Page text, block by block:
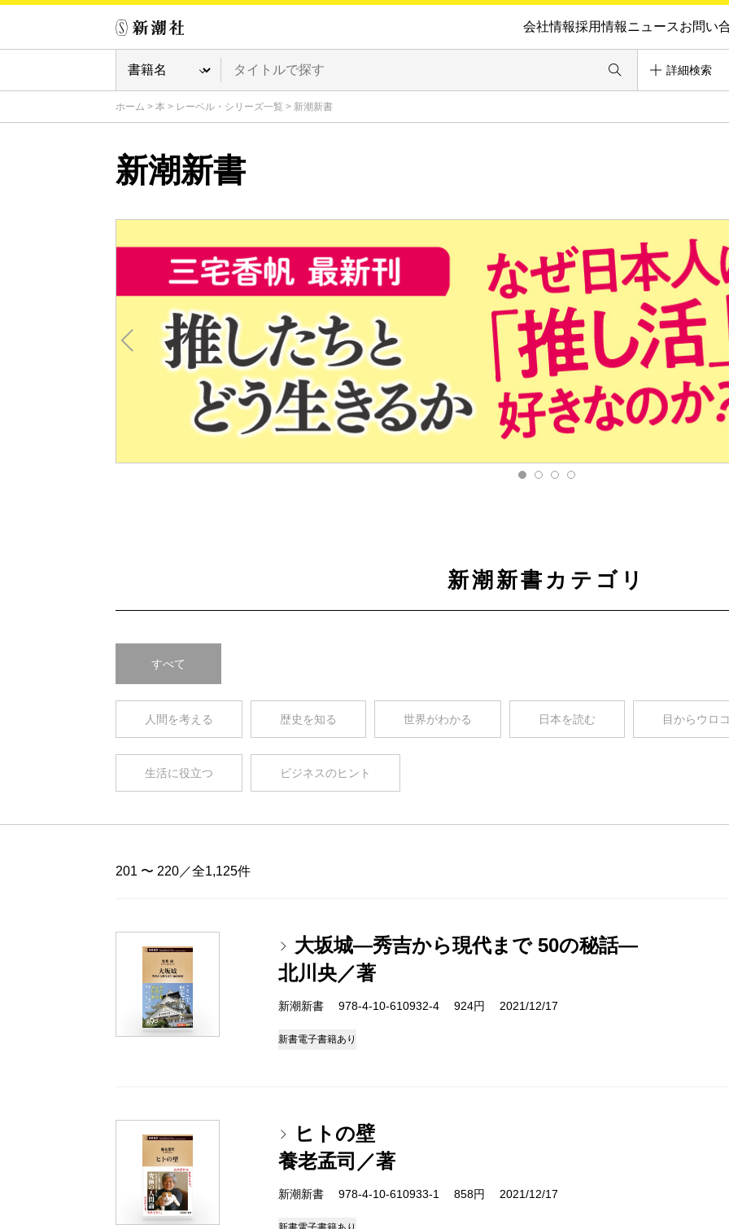
会社情報採用情報ニュースお問い
詳細検索
ホーム > 本 > レーベル・シリーズ一覧 > 新潮新書
新潮新書
新潮新書カテゴリ
すべて
人間を考える 歴史を知る 世界がわかる 日本を読む 目からウロコ
生活に役立つ ビジネスのヒント
201 〜 220／全1,125件
大坂城―秀吉から現代まで 50の秘話―
北川央／著
新潮新書 978-4-10-610932-4 924円 2021/12/17
新書電子書籍あり
ヒトの壁
養老孟司／著
新潮新書 978-4-10-610933-1 858円 2021/12/17